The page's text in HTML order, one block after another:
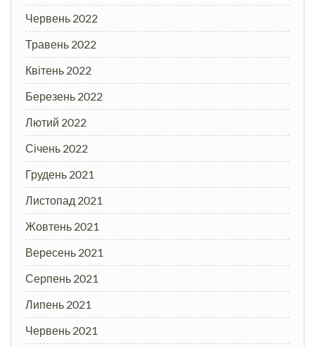
Червень 2022
Травень 2022
Квітень 2022
Березень 2022
Лютий 2022
Січень 2022
Грудень 2021
Листопад 2021
Жовтень 2021
Вересень 2021
Серпень 2021
Липень 2021
Червень 2021